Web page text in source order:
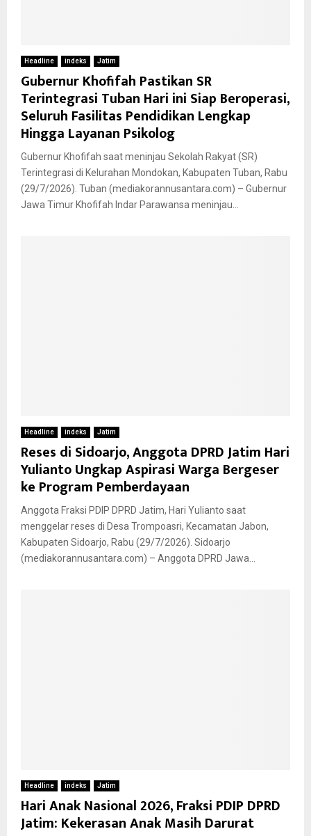
Headline indeks Jatim
Gubernur Khofifah Pastikan SR
Terintegrasi Tuban Hari ini Siap Beroperasi,
Seluruh Fasilitas Pendidikan Lengkap
Hingga Layanan Psikolog
Gubernur Khofifah saat meninjau Sekolah Rakyat (SR)
Terintegrasi di Kelurahan Mondokan, Kabupaten Tuban, Rabu
(29/7/2026). Tuban (mediakorannusantara.com) – Gubernur
Jawa Timur Khofifah Indar Parawansa meninjau...
Headline indeks Jatim
Reses di Sidoarjo, Anggota DPRD Jatim Hari
Yulianto Ungkap Aspirasi Warga Bergeser
ke Program Pemberdayaan
Anggota Fraksi PDIP DPRD Jatim, Hari Yulianto saat
menggelar reses di Desa Trompoasri, Kecamatan Jabon,
Kabupaten Sidoarjo, Rabu (29/7/2026). Sidoarjo
(mediakorannusantara.com) – Anggota DPRD Jawa...
Headline indeks Jatim
Hari Anak Nasional 2026, Fraksi PDIP DPRD
Jatim: Kekerasan Anak Masih Darurat